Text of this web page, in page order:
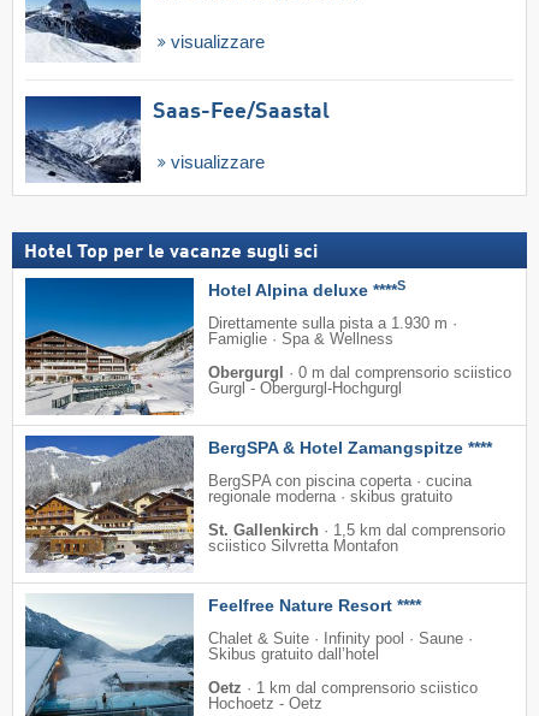
visualizzare
Saas-Fee/​Saastal
visualizzare
Hotel Top per le vacanze sugli sci
Hotel Alpina deluxe ****S
Direttamente sulla pista a 1.930 m ·
Famiglie · Spa & Wellness
Obergurgl
· 0 m dal comprensorio sciistico
Gurgl - Obergurgl-Hochgurgl
BergSPA & Hotel Zamangspitze ****
BergSPA con piscina coperta · cucina
regionale moderna · skibus gratuito
St. Gallenkirch · 1,5 km dal comprensorio
sciistico Silvretta Montafon
Feelfree Nature Resort ****
Chalet & Suite · Infinity pool · Saune ·
Skibus gratuito dall’hotel
Oetz · 1 km dal comprensorio sciistico
Hochoetz - Oetz